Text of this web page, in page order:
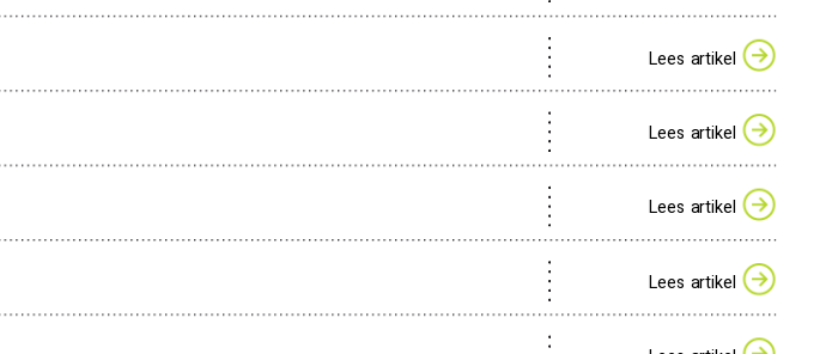
Lees artikel
Lees artikel
Lees artikel
Lees artikel